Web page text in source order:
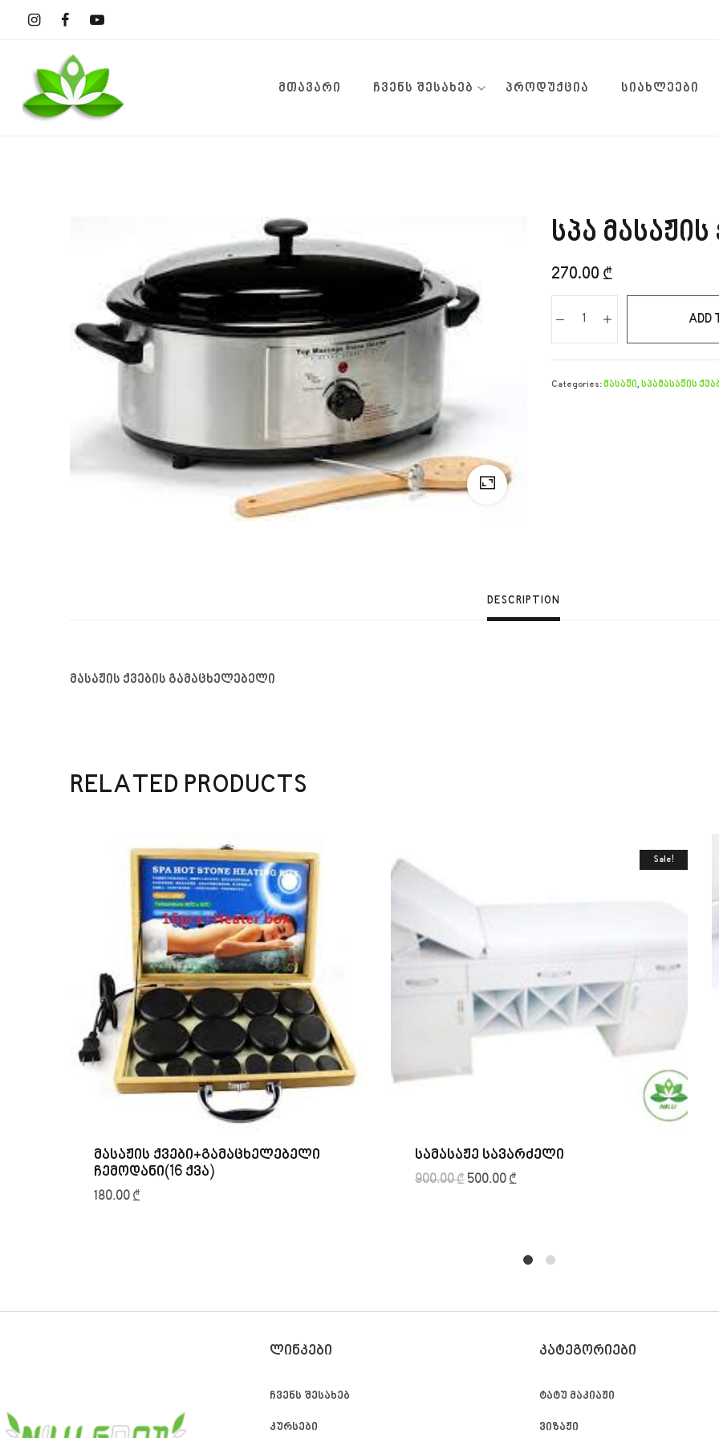
ᲛᲗᲐᲕᲐᲠᲘ ᲩᲕᲔᲜᲡ ᲨᲔᲡᲐᲮᲔᲑ ᲞᲠᲝᲓᲣᲥᲪᲘᲐ ᲡᲘᲐᲮᲚᲔᲔᲑᲘ
სპა მასაჟის
270.00 ₾
ADD
Categories:მასაჟი, სპამასაჟის
DESCRIPTION
მასაჟის ქვების გამაცხელებელი
RELATED PRODUCTS
მასაჟის ქვები+გამაცხელებელი
ჩემოდანი(16 ქვა)
180.00 ₾
Sale!
სამასაჟე სავარძელი
900.00₾ 500.00 ₾
ᲚᲘᲜᲙᲔᲑᲘ
ჩვენს შესახებ
კურსები
ᲙᲐᲢᲔᲒᲝᲠᲘᲔᲑᲘ
ტატუ მაკიაჟი
ვიზაჟი